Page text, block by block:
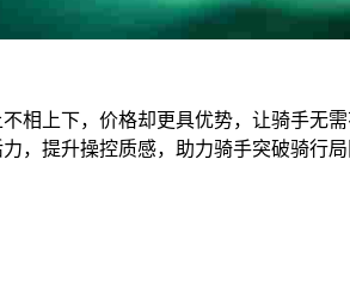
相上下，价格却更具优势，让骑手无
，提升操控质感，助力骑手突破骑行局